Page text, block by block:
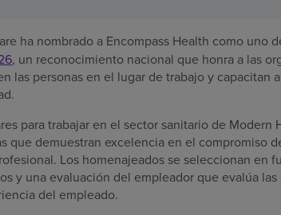
ha nombrado a Encompass Health como uno
, un reconocimiento nacional que honra a las
las personas en el lugar de trabajo y capacitan
para trabajar en el sector sanitario de Modern
que demuestran excelencia en el compromiso
Los homenajeados se seleccionan en
y una evaluación del empleador que evalúa
del empleado.